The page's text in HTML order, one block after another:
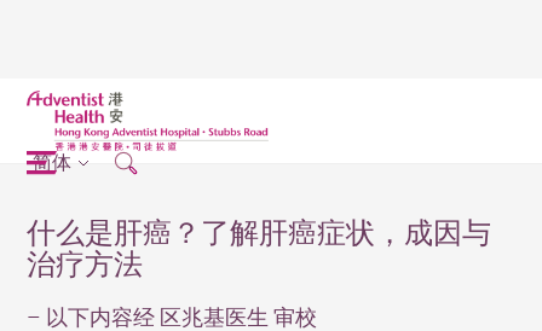
简体
什么是肝癌？了解肝癌症状，成因与
治疗方法
– 以下内容经 区兆基医生 审校